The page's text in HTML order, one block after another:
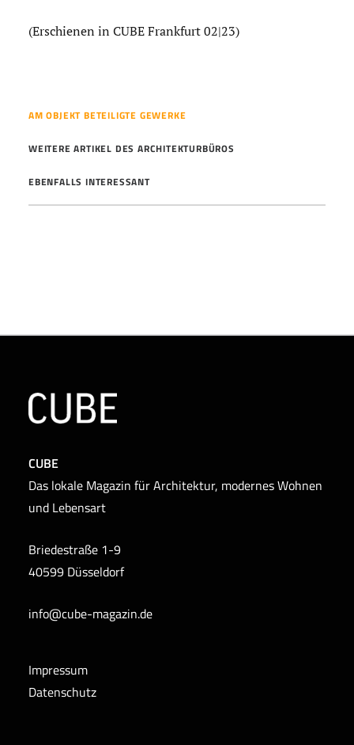
(Erschienen in CUBE Frankfurt 02|23)
AM OBJEKT BETEILIGTE GEWERKE
WEITERE ARTIKEL DES ARCHITEKTURBÜROS
EBENFALLS INTERESSANT
CUBE
Das lokale Magazin für Architektur, modernes Wohnen
und Lebensart
Briedestraße 1-9
40599 Düsseldorf
info@cube-magazin.de
Impressum
Datenschutz